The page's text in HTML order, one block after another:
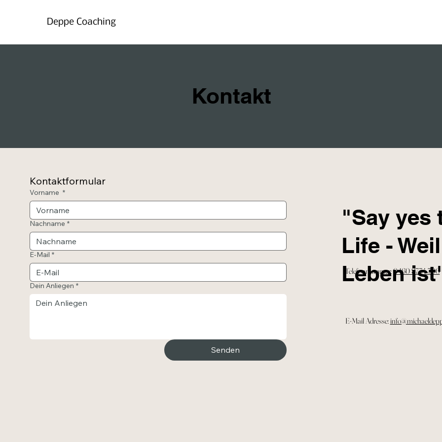
Deppe Coaching
Kontakt
Kontaktformular
Vorname *
Nachname *
E-Mail *
Dein Anliegen *
Senden
"Say yes
Life -
Leben
Telefonnummer:0 160 8734 706
E-Mail Adresse: